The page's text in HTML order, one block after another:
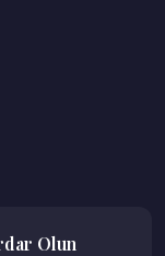
Olun